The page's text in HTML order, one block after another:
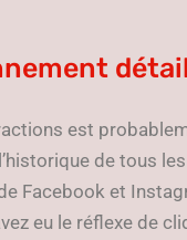
est
de tous
Facebook et
eu le réflexe de